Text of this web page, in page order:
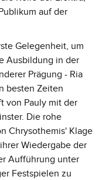
auf der
Gelegenheit, um
Ausbildung in der
Prägung - Ria
besten Zeiten
von Pauly mit der
Die rohe
Chrysothemis' Klage
Wiedergabe der
Aufführung unter
Festspielen zu